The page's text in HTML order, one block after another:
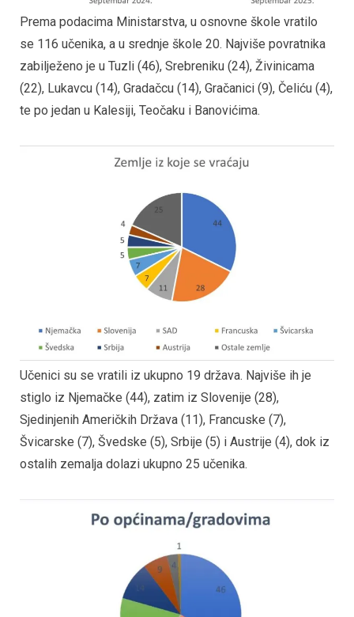
Prema podacima Ministarstva, u osnovne škole vratilo
se 116 učenika, a u srednje škole 20. Najviše povratnika
zabilježeno je u Tuzli (46), Srebreniku (24), Živinicama
(22), Lukavcu (14), Gradačcu (14), Gračanici (9), Čeliću (4),
te po jedan u Kalesiji, Teočaku i Banovićima.
Učenici su se vratili iz ukupno 19 država. Najviše ih je
stiglo iz Njemačke (44), zatim iz Slovenije (28),
Sjedinjenih Američkih Država (11), Francuske (7),
Švicarske (7), Švedske (5), Srbije (5) i Austrije (4), dok iz
ostalih zemalja dolazi ukupno 25 učenika.